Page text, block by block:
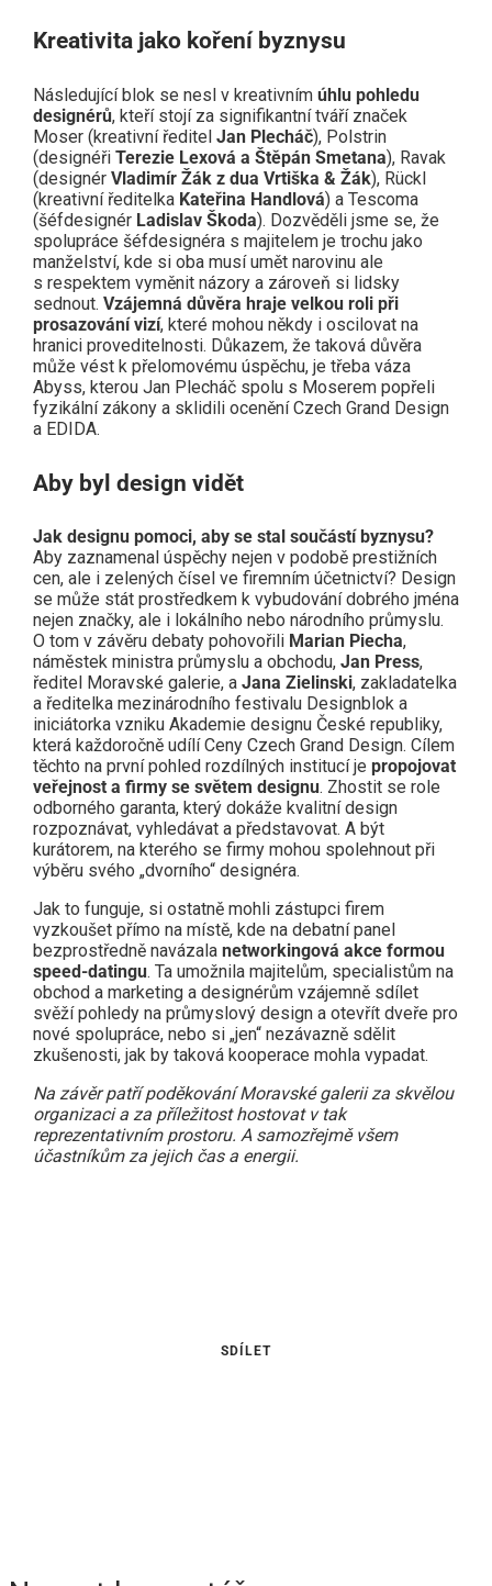
Kreativita jako koření byznysu
Následující blok se nesl v kreativním úhlu pohledu
designérů, kteří stojí za signifikantní tváří značek
Moser (kreativní ředitel Jan Plecháč), Polstrin
(designéři Terezie Lexová a Štěpán Smetana), Ravak
(designér Vladimír Žák z dua Vrtiška & Žák), Rückl
(kreativní ředitelka Kateřina Handlová) a Tescoma
(šéfdesignér Ladislav Škoda). Dozvěděli jsme se, že
spolupráce šéfdesignéra s majitelem je trochu jako
manželství, kde si oba musí umět narovinu ale
s respektem vyměnit názory a zároveň si lidsky
sednout. Vzájemná důvěra hraje velkou roli při
prosazování vizí, které mohou někdy i oscilovat na
hranici proveditelnosti. Důkazem, že taková důvěra
může vést k přelomovému úspěchu, je třeba váza
Abyss, kterou Jan Plecháč spolu s Moserem popřeli
fyzikální zákony a sklidili ocenění Czech Grand Design
a EDIDA.
Aby byl design vidět
Jak designu pomoci, aby se stal součástí byznysu?
Aby zaznamenal úspěchy nejen v podobě prestižních
cen, ale i zelených čísel ve firemním účetnictví? Design
se může stát prostředkem k vybudování dobrého jména
nejen značky, ale i lokálního nebo národního průmyslu.
O tom v závěru debaty pohovořili Marian Piecha,
náměstek ministra průmyslu a obchodu, Jan Press,
ředitel Moravské galerie, a Jana Zielinski, zakladatelka
a ředitelka mezinárodního festivalu Designblok a
iniciátorka vzniku Akademie designu České republiky,
která každoročně udílí Ceny Czech Grand Design. Cílem
těchto na první pohled rozdílných institucí je propojovat
veřejnost a firmy se světem designu. Zhostit se role
odborného garanta, který dokáže kvalitní design
rozpoznávat, vyhledávat a představovat. A být
kurátorem, na kterého se firmy mohou spolehnout při
výběru svého „dvorního“ designéra.
Jak to funguje, si ostatně mohli zástupci firem
vyzkoušet přímo na místě, kde na debatní panel
bezprostředně navázala networkingová akce formou
speed-datingu. Ta umožnila majitelům, specialistům na
obchod a marketing a designérům vzájemně sdílet
svěží pohledy na průmyslový design a otevřít dveře pro
nové spolupráce, nebo si „jen“ nezávazně sdělit
zkušenosti, jak by taková kooperace mohla vypadat.
Na závěr patří poděkování Moravské galerii za skvělou
organizaci a za příležitost hostovat v tak
reprezentativním prostoru. A samozřejmě všem
účastníkům za jejich čas a energii.
SDÍLET